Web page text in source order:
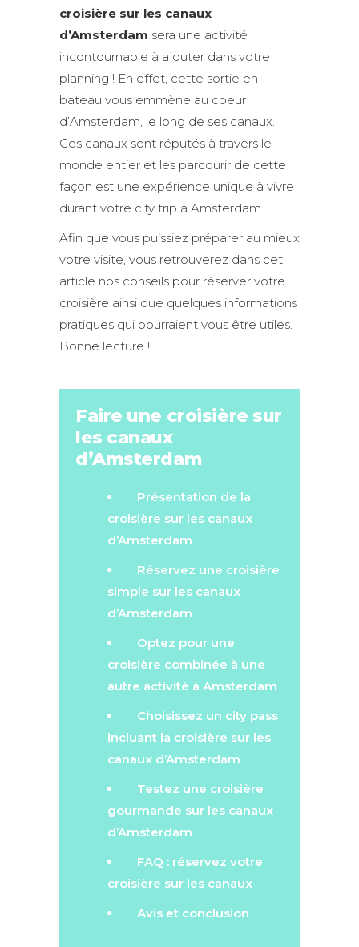
croisière sur les canaux
d’Amsterdam sera une activité
incontournable à ajouter dans votre
planning ! En effet, cette sortie en
bateau vous emmène au coeur
d’Amsterdam, le long de ses canaux.
Ces canaux sont réputés à travers le
monde entier et les parcourir de cette
façon est une expérience unique à vivre
durant votre city trip à Amsterdam.
Afin que vous puissiez préparer au mieux
votre visite, vous retrouverez dans cet
article nos conseils pour réserver votre
croisière ainsi que quelques informations
pratiques qui pourraient vous être utiles.
Bonne lecture !
Faire une croisière sur
les canaux
d’Amsterdam
Présentation de la
croisière sur les canaux
d’Amsterdam
Réservez une croisière
simple sur les canaux
d’Amsterdam
Optez pour une
croisière combinée à une
autre activité à Amsterdam
Choisissez un city pass
incluant la croisière sur les
canaux d’Amsterdam
Testez une croisière
gourmande sur les canaux
d’Amsterdam
FAQ : réservez votre
croisière sur les canaux
Avis et conclusion